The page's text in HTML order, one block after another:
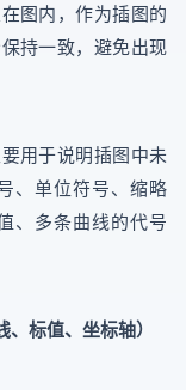
图内，作为插图的
持一致，避免出现
用于说明插图中未
、单位符号、缩略
、多条曲线的代号
标值、坐标轴）